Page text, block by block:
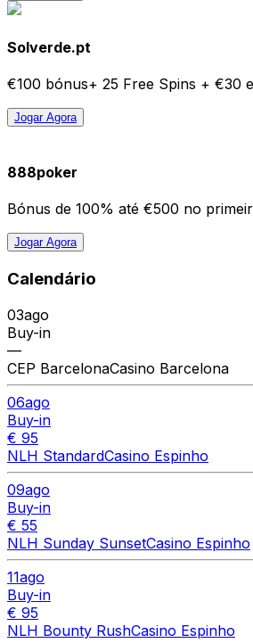
Solverde.pt
€100 bónus+ 25 Free Spins + €30
Jogar Agora
888poker
Bónus de 100% até €500 no
Jogar Agora
Calendário
03ago
Buy-in
—
CEP BarcelonaCasino Barcelona
06ago
Buy-in
€ 95
NLH StandardCasino Espinho
09ago
Buy-in
€ 55
NLH Sunday SunsetCasino Espinho
11ago
Buy-in
€ 95
NLH Bounty RushCasino Espinho